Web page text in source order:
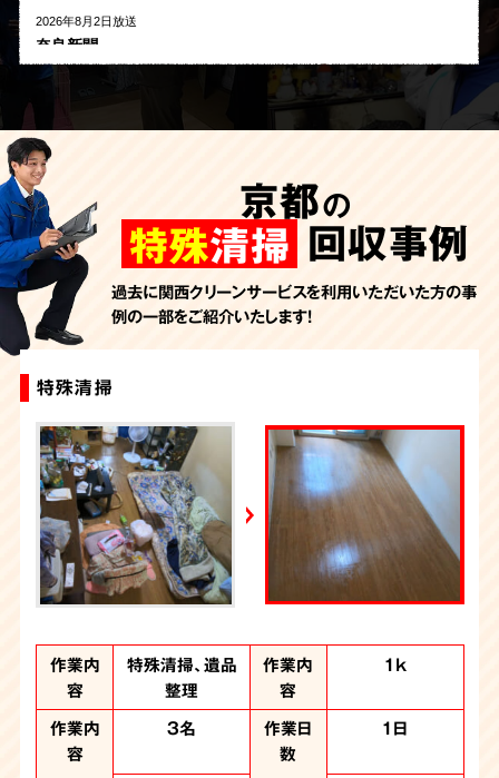
2026年8月2日放送
奈良新聞
2026年8月1日放送
2026年7月27日放送
AbemaTV
2026年7月24日放送
朝日新聞
2026年7月10日放送
季刊「宗教問題」
2026年7月10日放送
東洋経済オンライン
2026年7月7日放送
FRIDAYデジタル
2026年7月6日放送
週刊循環経済新聞（7月6日号）
2026年7月4日放送
YouTube｜好井まさおの怪談を浴びる会
2026年6月28日放送
Yahoo!ニュース
京都の
特殊清掃 回収事例
過去に関西クリーンサービスを利用いただいた方の事
例の一部をご紹介いたします！
特殊清掃
作業内
容
特殊清掃、遺品
整理
作業内
容
1ｋ
作業内
容
３名
作業日
数
1日
特殊清掃+ゴミ屋敷片付け
作業内
容
特殊清掃、ゴミ屋
敷片付け
間取り 4LDK
作業人
数
8名
作業時
間
10時間
特殊清掃
作業内
容
特殊清掃、遺品
整理
間取り 3DK
作業人
数
7名
作業日
数
2日
特殊清掃
作業内
容
遺品整理、ゴミ屋
敷片付け
間取り
4LDKの主に1
作業人
数
計8名
作業時
間
2日間
特殊清掃
作業内
容
特殊清掃、遺品
整理
間取り 3K
作業人
数
5名
作業日
数
1日